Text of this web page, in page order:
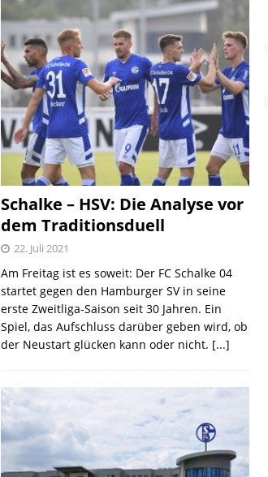
Schalke – HSV: Die Analyse vor
dem Traditionsduell
22. Juli 2021
Am Freitag ist es soweit: Der FC Schalke 04
startet gegen den Hamburger SV in seine
erste Zweitliga-Saison seit 30 Jahren. Ein
Spiel, das Aufschluss darüber geben wird, ob
der Neustart glücken kann oder nicht. [...]